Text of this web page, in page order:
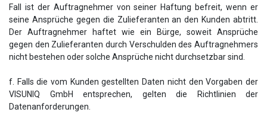
Fall ist der Auftragnehmer von seiner Haftung befreit, wenn er
seine Ansprüche gegen die Zulieferanten an den Kunden abtritt.
Der Auftragnehmer haftet wie ein Bürge, soweit Ansprüche
gegen den Zulieferanten durch Verschulden des Auftragnehmers
nicht bestehen oder solche Ansprüche nicht durchsetzbar sind.
f. Falls die vom Kunden gestellten Daten nicht den Vorgaben der
VISUNIQ GmbH entsprechen, gelten die Richtlinien der
Datenanforderungen.